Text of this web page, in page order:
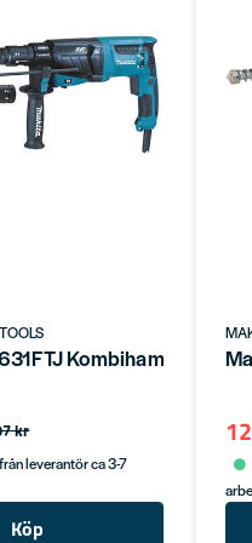
Kombihammare
kr
leverantör ca 3-7
Köp